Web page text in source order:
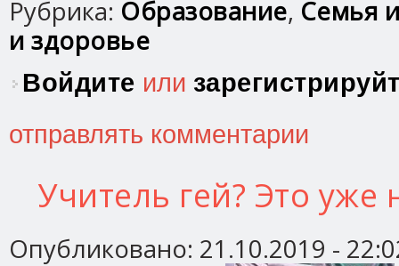
Рубрика: Образование, Семья
и здоровье
Войдите или
отправлять комментарии
Учитель гей? Это уже
Опубликовано: 21.10.2019 -